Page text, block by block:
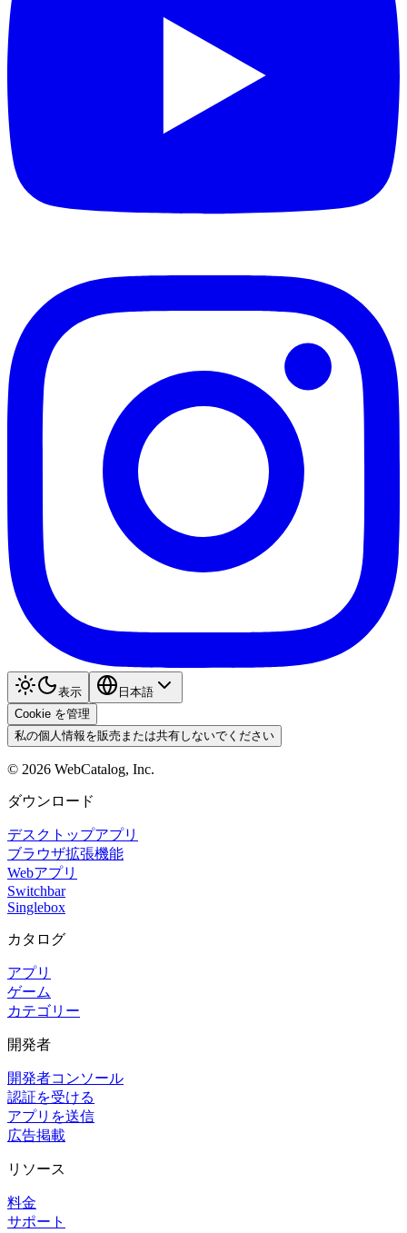
表示
日本語
Cookie を管理
私の個人情報を販売または共有しないでください
© 2026 WebCatalog, Inc.
ダウンロード
デスクトップアプリ
ブラウザ拡張機能
Webアプリ
Switchbar
Singlebox
カタログ
アプリ
ゲーム
カテゴリー
開発者
開発者コンソール
認証を受ける
アプリを送信
広告掲載
リソース
料金
サポート